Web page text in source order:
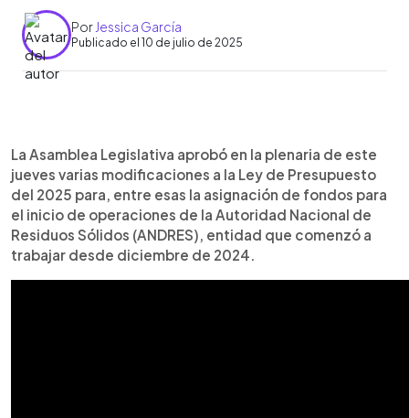
Por Jessica García
Publicado el 10 de julio de 2025
► Escuchar artículo
La Asamblea Legislativa aprobó en la plenaria de este
jueves varias modificaciones a la Ley de Presupuesto
del 2025 para, entre esas la asignación de fondos para
el inicio de operaciones de la Autoridad Nacional de
Residuos Sólidos (ANDRES), entidad que comenzó a
trabajar desde diciembre de 2024.